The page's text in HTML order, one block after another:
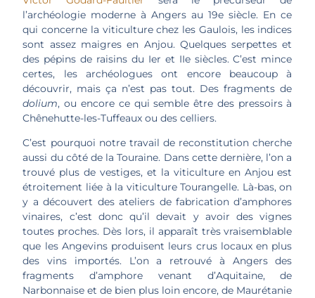
l’archéologie moderne à Angers au 19e siècle. En ce
qui concerne la viticulture chez les Gaulois, les indices
sont assez maigres en Anjou. Quelques serpettes et
des pépins de raisins du Ier et IIe siècles. C’est mince
certes, les archéologues ont encore beaucoup à
découvrir, mais ça n’est pas tout. Des fragments de
dolium, ou encore ce qui semble être des pressoirs à
Chênehutte-les-Tuffeaux ou des celliers.
C’est pourquoi notre travail de reconstitution cherche
aussi du côté de la Touraine. Dans cette dernière, l’on a
trouvé plus de vestiges, et la viticulture en Anjou est
étroitement liée à la viticulture Tourangelle. Là-bas, on
y a découvert des ateliers de fabrication d’amphores
vinaires, c’est donc qu’il devait y avoir des vignes
toutes proches. Dès lors, il apparaît très vraisemblable
que les Angevins produisent leurs crus locaux en plus
des vins importés. L’on a retrouvé à Angers des
fragments d’amphore venant d’Aquitaine, de
Narbonnaise et de bien plus loin encore, de Maurétanie